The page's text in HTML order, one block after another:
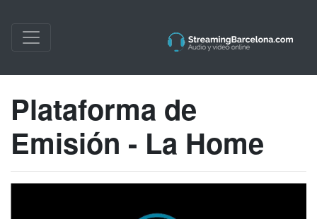
Plataforma de
Emisión - La Home